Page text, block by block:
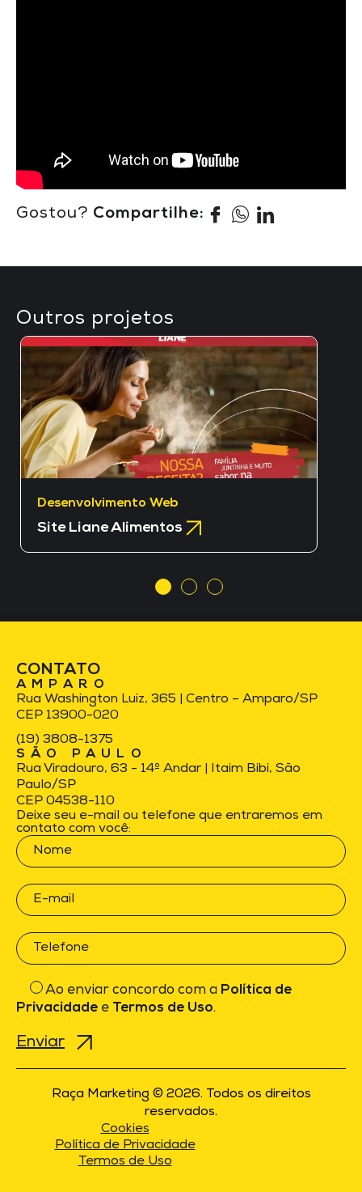
Gostou? Compartilhe:
Outros projetos
Desenvolvimento Web
Site Liane Alimentos
CONTATO
AMPARO
Rua Washington Luiz, 365 | Centro – Amparo/SP
CEP 13900-020
(19) 3808-1375
SÃO PAULO
Rua Viradouro, 63 - 14º Andar | Itaim Bibi, São
Paulo/SP
CEP 04538-110
Deixe seu e-mail ou telefone que entraremos em
contato com você:
Ao enviar concordo com a Política de
Privacidade e Termos de Uso.
Raça Marketing © 2026. Todos os direitos
reservados.
Cookies
Política de Privacidade
Termos de Uso